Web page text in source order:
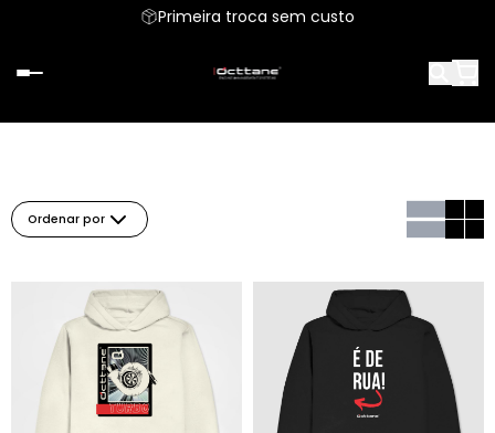
Primeira troca sem custo
Ordenar por